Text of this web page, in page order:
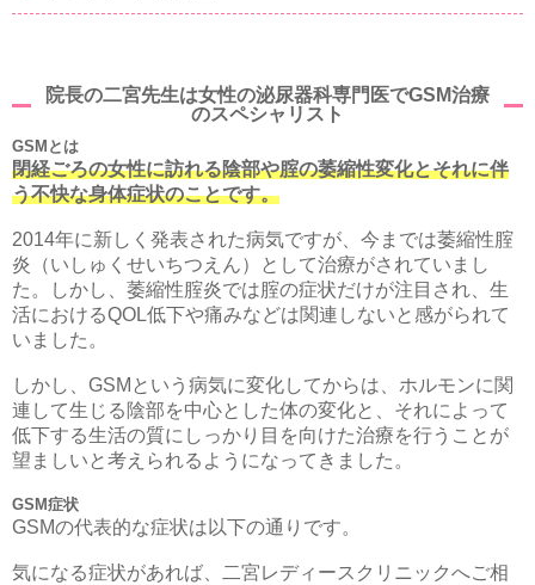
院長の二宮先生は女性の泌尿器科専門医でGSM治療
のスペシャリスト
GSMとは
閉経ごろの女性に訪れる陰部や腟の萎縮性変化とそれに伴
う不快な身体症状のことです。
2014年に新しく発表された病気ですが、 今までは萎縮性腟
炎（いしゅくせいちつえん）
として治療がされていまし
た。しかし、 萎縮性腟炎では腟の症状だけが注目され、 生
活におけるQOL低下や痛みなどは関連しないと感がられて
いま した。
しかし、GSMという病気に変化してからは、 ホルモンに関
連して生じる陰部を中心とした体の変化と、 それによって
低下する生活の質にしっかり目を向けた治療を行うこ とが
望ましいと考えられるようになってきました。
GSM症状
GSMの代表的な症状は以下の通りです。
気になる症状があれば、 二宮レディースクリニックへご相